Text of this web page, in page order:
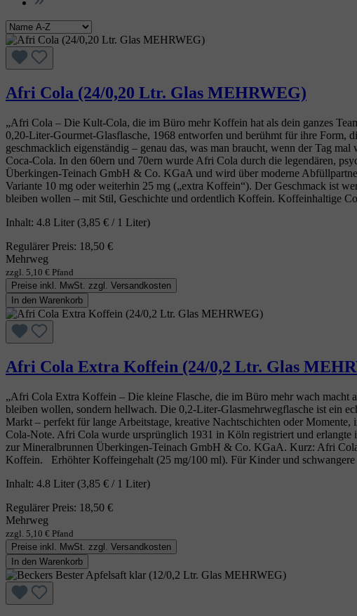
Afri Cola (24/0,20 Ltr. Glas MEHRWEG)
„Afri Cola – Die Kult‑Cola, die im Büro mehr Koffein hat als dein ganzes
0,20‑Liter‑Gourmet‑Glasflasche, 1968 entworfen und berühmt für ihre
geschmacklich eigenständig – genau das, was man braucht, wenn der Tag
Coca‑Cola. In den 60ern und 70ern wurde Afri Cola durch die legendären,
Überkingen‑Teinach GmbH & Co. KGaA und wird über moderne
Variante 10 mg oder weiterhin 25 mg („extra Koffein“). Der Geschmack ist
bleiben wollen – mit Stil, Geschichte und ordentlich Koffein. Koffeinhaltige
Inhalt: 4.8 Liter (3,85 € / 1 Liter)
Regulärer Preis: 18,50 €
Mehrweg
zzgl. 5,10 € Pfand
Preise inkl. MwSt. zzgl. Versandkosten
In den Warenkorb
Afri Cola Extra Koffein (24/0,2 Ltr. Glas
„Afri Cola Extra Koffein – Die kleine Flasche, die im Büro mehr wach macht
bleiben wollen, sondern hellwach. Die 0,2‑Liter‑Glasmehrwegflasche ist ein
Markt – perfekt für lange Arbeitstage, kreative Nachtschichten oder
Cola‑Note. Afri Cola wurde ursprünglich 1931 in Köln registriert und
zur Mineralbrunnen Überkingen‑Teinach GmbH & Co. KGaA. Kurz: Afri
Koffein. Erhöhter Koffeingehalt (25 mg/100 ml). Für Kinder und schwangere
Inhalt: 4.8 Liter (3,85 € / 1 Liter)
Regulärer Preis: 18,50 €
Mehrweg
zzgl. 5,10 € Pfand
Preise inkl. MwSt. zzgl. Versandkosten
In den Warenkorb